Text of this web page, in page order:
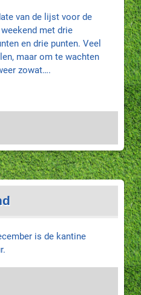
van de lijst voor de
met drie
en drie punten. Veel
maar om te wachten
zowat….
is de kantine